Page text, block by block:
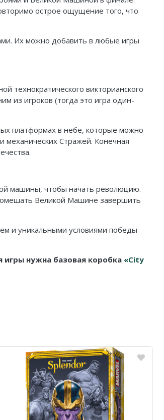
острое ощущение того, что
Их можно добавить в любые игры
технократического викторианского
из игроков (тогда это игра один-
платформах в небе, которые можно
Стражей. Конечная
машины, чтобы начать революцию.
Великой Машине завершить
и уникальными условиями победы
нужна базовая коробка «City